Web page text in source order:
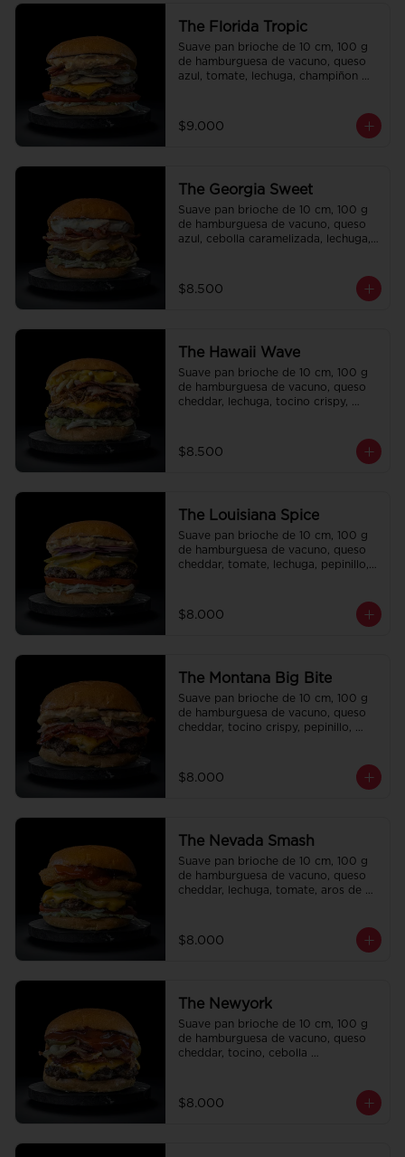
The Florida Tropic
Suave pan brioche de 10 cm, 100 g
de hamburguesa de vacuno, queso
azul, tomate, lechuga, champiñon
$9.000
The Georgia Sweet
Suave pan brioche de 10 cm, 100 g
de hamburguesa de vacuno, queso
azul, cebolla caramelizada, lechuga,
$8.500
The Hawaii Wave
Suave pan brioche de 10 cm, 100 g
de hamburguesa de vacuno, queso
cheddar, lechuga, tocino crispy,
$8.500
The Louisiana Spice
Suave pan brioche de 10 cm, 100 g
de hamburguesa de vacuno, queso
cheddar, tomate, lechuga, pepinillo,
$8.000
The Montana Big Bite
Suave pan brioche de 10 cm, 100 g
de hamburguesa de vacuno, queso
cheddar, tocino crispy, pepinillo,
$8.000
The Nevada Smash
Suave pan brioche de 10 cm, 100 g
de hamburguesa de vacuno, queso
cheddar, lechuga, tomate, aros de
$8.000
The Newyork
Suave pan brioche de 10 cm, 100 g
de hamburguesa de vacuno, queso
cheddar, tocino, cebolla
$8.000